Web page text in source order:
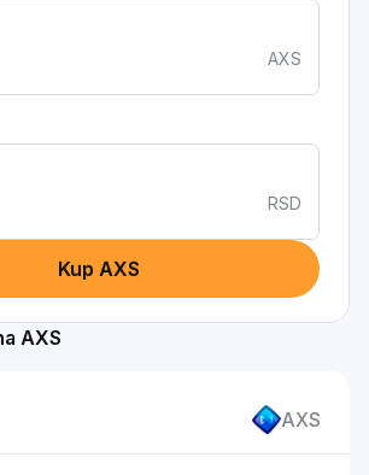
AXS
RSD
Kup AXS
AXS
AXS